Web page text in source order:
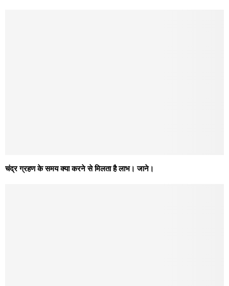
चंद्र ग्रहण के समय क्या करने से मिलता है लाभ। जाने।